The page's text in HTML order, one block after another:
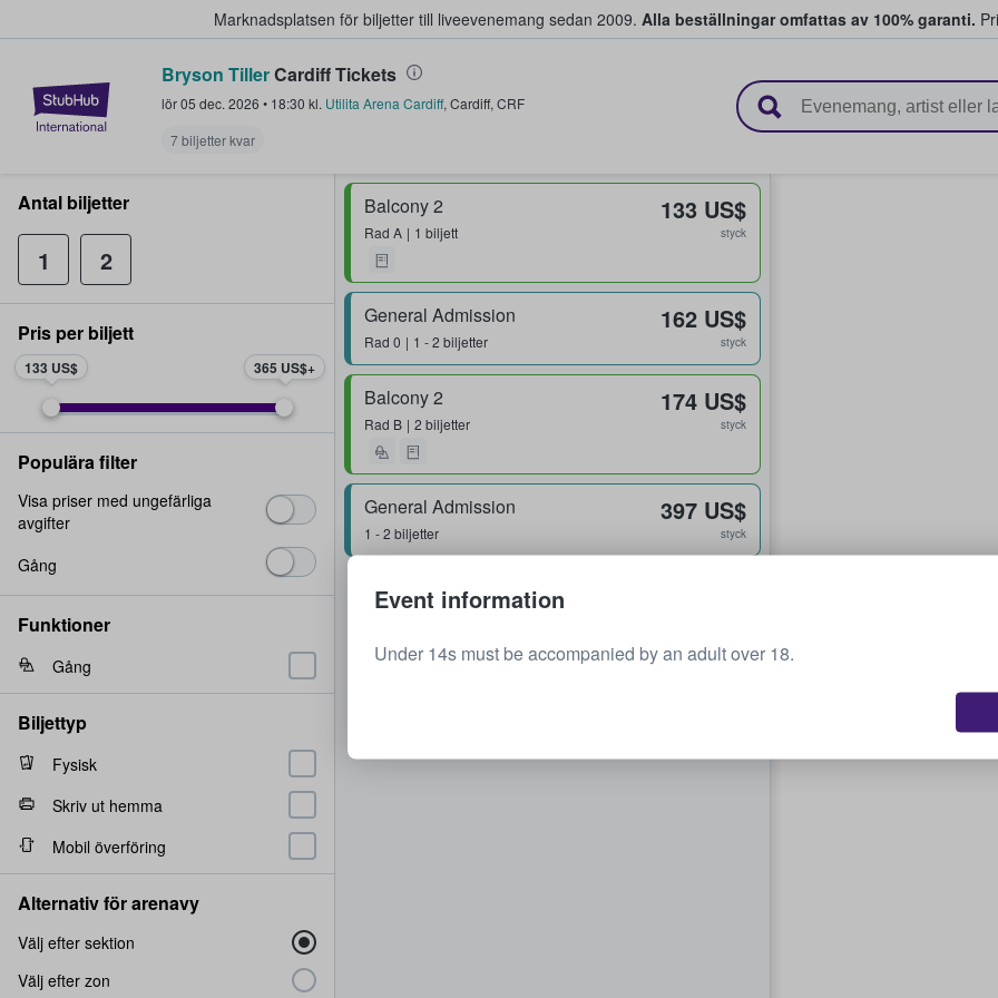
Marknadsplatsen för biljetter till liveevenemang sedan 2009. Alla beställningar omfattas av 100% garanti.
StubHub – där fans köper och säljer biljetter.
Bryson TillerCardiff Tickets
lör 05 dec. 2026 • 18:30 kl. Utilita Arena Cardiff, Cardiff, CRF
7 biljetter kvar
Balcony 2
Rad A 1 biljett
133 US$
styck
General Admission
Rad 0 1 - 2 biljetter
162 US$
styck
Balcony 2
Rad B 2 biljetter
174 US$
styck
General Admission
1 - 2 biljetter
397 US$
styck
Antal biljetter
1 2
Pris per biljett
133 US$ 365 US$
Populära filter
Visa priser med ungefärliga
avgifter
Gång
Funktioner
Gång
Biljettyp
Fysisk
Skriv ut hemma
Mobil överföring
Alternativ för arenavy
Välj efter sektion
Välj efter zon
Event information
Under 14s must be accompanied by an adult over 18.